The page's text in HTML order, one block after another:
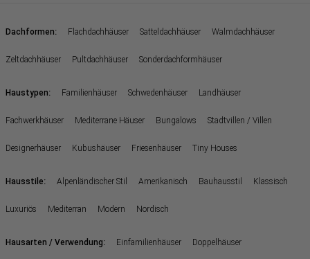
Dachformen: Flachdachhäuser Satteldachhäuser Walmdachhäuser
Zeltdachhäuser Pultdachhäuser Sonderdachformhäuser
Haustypen: Familienhäuser Schwedenhäuser Landhäuser
Fachwerkhäuser Mediterrane Häuser Bungalows Stadtvillen / Villen
Designerhäuser Kubushäuser Friesenhäuser Tiny Houses
Hausstile: Alpenländischer Stil Amerikanisch Bauhausstil Klassisch
Luxuriös Mediterran Modern Nordisch
Hausarten / Verwendung: Einfamilienhäuser Doppelhäuser